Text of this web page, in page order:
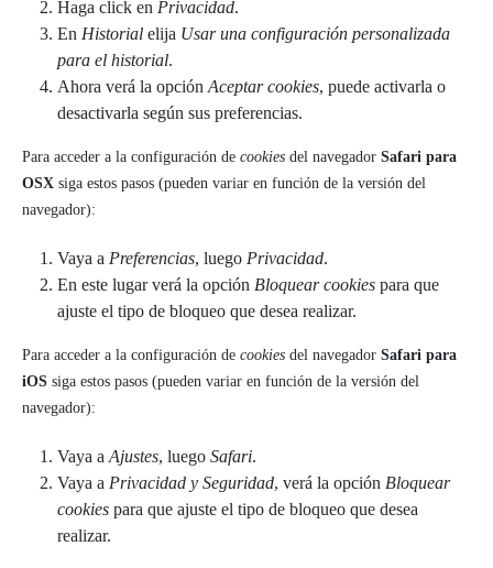
Haga click en Privacidad.
En Historial elija Usar una configuración personalizada
para el historial.
Ahora verá la opción Aceptar cookies, puede activarla o
desactivarla según sus preferencias.
Para acceder a la configuración de cookies del navegador Safari para
OSX siga estos pasos (pueden variar en función de la versión del
navegador):
Vaya a Preferencias, luego Privacidad.
En este lugar verá la opción Bloquear cookies para que
ajuste el tipo de bloqueo que desea realizar.
Para acceder a la configuración de cookies del navegador Safari para
iOS siga estos pasos (pueden variar en función de la versión del
navegador):
Vaya a Ajustes, luego Safari.
Vaya a Privacidad y Seguridad, verá la opción Bloquear
cookies para que ajuste el tipo de bloqueo que desea
realizar.